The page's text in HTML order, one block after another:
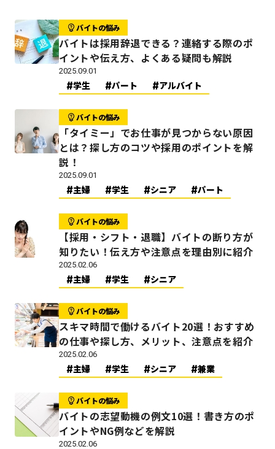
バイトの悩み
バイトは採用辞退できる？連絡する際のポ
イントや伝え方、よくある疑問も解説
2025.09.01
学生 パート アルバイト
バイトの悩み
「タイミー」でお仕事が見つからない原因
とは？探し方のコツや採用のポイントを解
説！
2025.09.01
主婦 学生 シニア パート
バイトの悩み
【採用・シフト・退職】バイトの断り方が
知りたい！伝え方や注意点を理由別に紹介
2025.02.06
主婦 学生 シニア
バイトの悩み
スキマ時間で働けるバイト20選！おすすめ
の仕事や探し方、メリット、注意点を紹介
2025.02.06
主婦 学生 シニア 兼業
バイトの悩み
バイトの志望動機の例文10選！書き方のポ
イントやNG例などを解説
2025.02.06